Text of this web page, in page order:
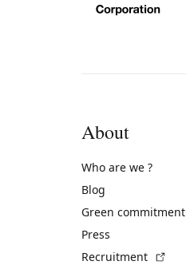
About
Who are we ?
Blog
Green commitment
Press
Recruitment